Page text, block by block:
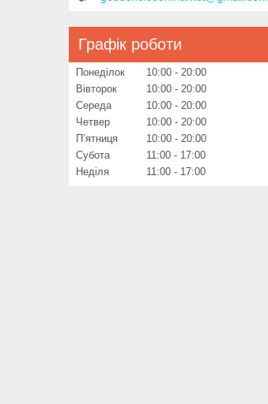
Графік роботи
Понеділок 10:00
20:00
Вівторок
10:00
20:00
Середа
10:00
20:00
Четвер
10:00
20:00
Пʼятниця
10:00
20:00
Субота
11:00
17:00
Неділя
11:00 17:00